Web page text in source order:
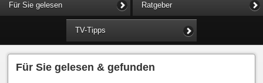
Für Sie gelesen Ratgeber
TV-Tipps
Für Sie gelesen & gefunden